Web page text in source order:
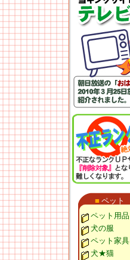
■ ペット
ペット用品
犬の服
ペット家具
犬★猫